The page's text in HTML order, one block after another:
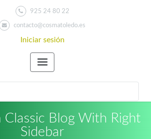
925 24 80 22
contacto@cosmatoledo.es
Iniciar sesión
de
Classic Blog With Right
Sidebar